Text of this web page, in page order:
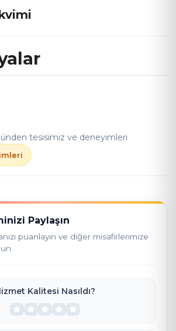
tesisimiz ve deneyimleri
Paylaşın
puanlayın ve diğer misafirlerimize
Kalitesi Nasıldı?